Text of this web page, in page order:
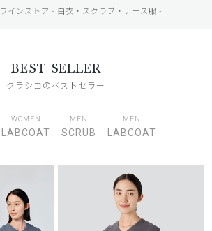
インストア - 白衣・スクラブ・ナース服 -
BEST SELLER
クラシコのベストセラー
WOMEN
LABCOAT
MEN
SCRUB
MEN
LABCOAT